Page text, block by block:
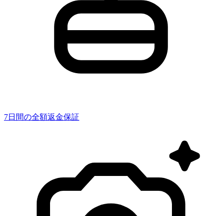
7日間の全額返金保証